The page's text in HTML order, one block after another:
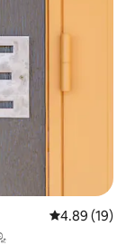
5 ರಲ್ಲಿ 4.89
4.89 (19)